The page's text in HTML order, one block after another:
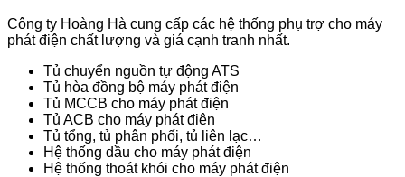
Công ty Hoàng Hà cung cấp các hệ thống phụ trợ cho máy
phát điện chất lượng và giá cạnh tranh nhất.
Tủ chuyển nguồn tự động ATS
Tủ hòa đồng bộ máy phát điện
Tủ MCCB cho máy phát điện
Tủ ACB cho máy phát điện
Tủ tổng, tủ phân phối, tủ liên lạc…
Hệ thống dầu cho máy phát điện
Hệ thống thoát khói cho máy phát điện